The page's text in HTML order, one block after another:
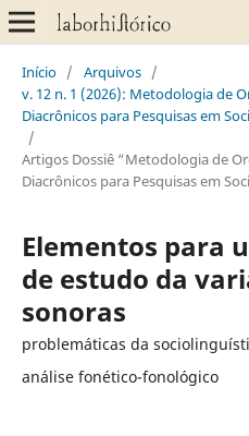
Início / Arquivos /
v. 12 n. 1 (2026): Metodologia de
Diacrônicos para Pesquisas em
/
Artigos Dossiê “Metodologia de
Diacrônicos para Pesquisas em
Elementos para
de estudo da
sonoras
problemáticas da
análise fonético-fonológico